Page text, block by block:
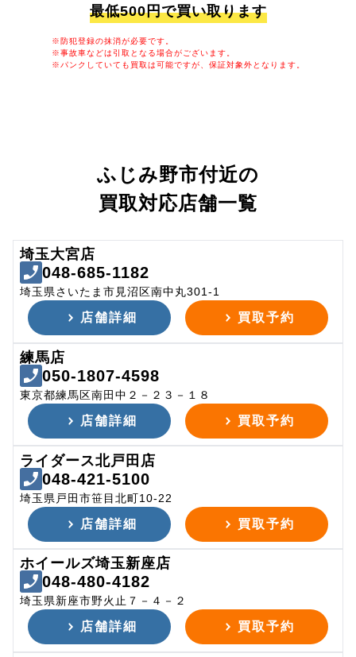
最低500円で買い取ります
※防犯登録の抹消が必要です。
※事故車などは引取となる場合がございます。
※パンクしていても買取は可能ですが、保証対象外となります。
ふじみ野市付近の
買取対応店舗一覧
埼玉大宮店
048-685-1182
埼玉県さいたま市見沼区南中丸301-1
店舗詳細 買取予約
練馬店
050-1807-4598
東京都練馬区南田中２－２３－１８
店舗詳細 買取予約
ライダース北戸田店
048-421-5100
埼玉県戸田市笹目北町10-22
店舗詳細 買取予約
ホイールズ埼玉新座店
048-480-4182
埼玉県新座市野火止７－４－２
店舗詳細 買取予約